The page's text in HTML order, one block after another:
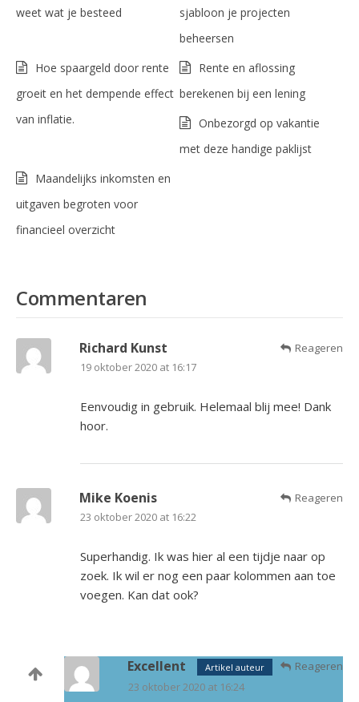
weet wat je besteed
sjabloon je projecten
beheersen
Hoe spaargeld door rente
groeit en het dempende effect
van inflatie.
Rente en aflossing
berekenen bij een lening
Onbezorgd op vakantie
met deze handige paklijst
Maandelijks inkomsten en
uitgaven begroten voor
financieel overzicht
Commentaren
Reageren
Richard Kunst
19 oktober 2020 at 16:17
Eenvoudig in gebruik. Helemaal blij mee! Dank
hoor.
Reageren
Mike Koenis
23 oktober 2020 at 16:22
Superhandig. Ik was hier al een tijdje naar op
zoek. Ik wil er nog een paar kolommen aan toe
voegen. Kan dat ook?
Reageren
Excellent Artikel auteur
23 oktober 2020 at 16:24